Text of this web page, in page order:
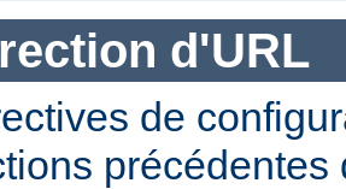
d'URL
de
précédentes